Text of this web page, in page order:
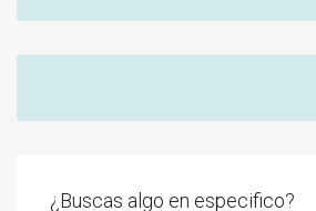
¿Buscas algo en especifico?